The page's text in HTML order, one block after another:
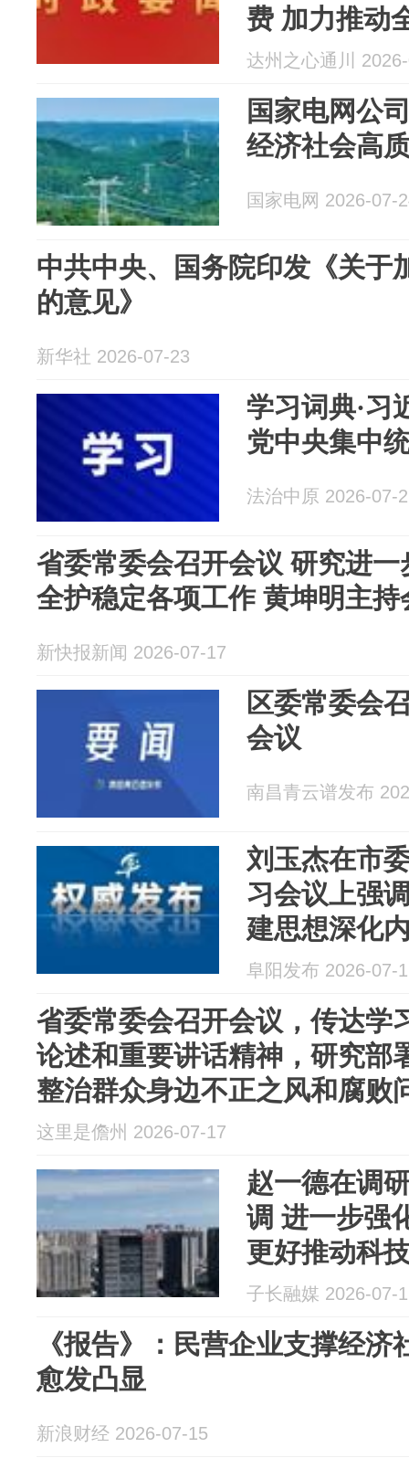
费 加力推动
发展
达州之心通川
国家电网公
经济社会高
国家电网 2026-07-
中共中央、国务院印发《关于
的意见》
新华社 2026-07-23
学习词典·习
党中央集中
法治中原 2026-07-
省委常委会召开会议 研究进
全护稳定各项工作 黄坤明主持
新快报新闻 2026-07-17
区委常委会
会议
南昌青云谱发布
刘玉杰在市
习会议上强
建思想深化
建引领高质
阜阳发布 2026-07-
省委常委会召开会议，传达学
论述和重要讲话精神，研究部
整治群众身边不正之风和腐败
这里是儋州 2026-07-17
赵一德在调
调 进一步强
更好推动科
度融合
子长融媒 2026-07-
《报告》：民营企业支撑经
愈发凸显
新浪财经 2026-07-15